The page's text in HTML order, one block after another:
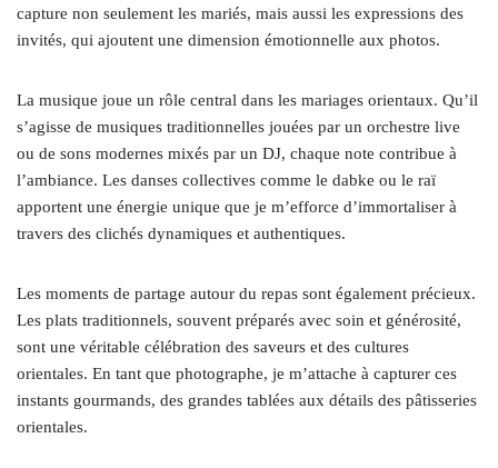
capture non seulement les mariés, mais aussi les expressions des
invités, qui ajoutent une dimension émotionnelle aux photos.
La musique joue un rôle central dans les mariages orientaux. Qu’il
s’agisse de musiques traditionnelles jouées par un orchestre live
ou de sons modernes mixés par un DJ, chaque note contribue à
l’ambiance. Les danses collectives comme le dabke ou le raï
apportent une énergie unique que je m’efforce d’immortaliser à
travers des clichés dynamiques et authentiques.
Les moments de partage autour du repas sont également précieux.
Les plats traditionnels, souvent préparés avec soin et générosité,
sont une véritable célébration des saveurs et des cultures
orientales. En tant que photographe, je m’attache à capturer ces
instants gourmands, des grandes tablées aux détails des pâtisseries
orientales.